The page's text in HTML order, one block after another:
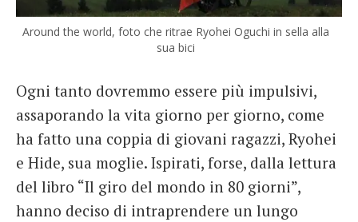
Around the world, foto che ritrae Ryohei Oguchi in sella alla
sua bici
Ogni tanto dovremmo essere più impulsivi,
assaporando la vita giorno per giorno, come
ha fatto una coppia di giovani ragazzi, Ryohei
e Hide, sua moglie. Ispirati, forse, dalla lettura
del libro “Il giro del mondo in 80 giorni”,
hanno deciso di intraprendere un lungo